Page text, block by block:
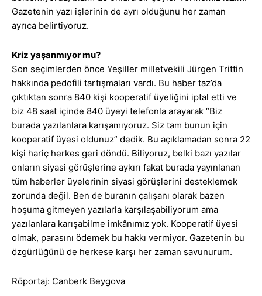
Gazetenin yazı işlerinin de ayrı olduğunu her zaman
ayrıca belirtiyoruz.
Kriz yaşanmıyor mu?
Son seçimlerden önce Yeşiller milletvekili Jürgen Trittin
hakkında pedofili tartışmaları vardı. Bu haber taz’da
çıktıktan sonra 840 kişi kooperatif üyeliğini iptal etti ve
biz 48 saat içinde 840 üyeyi telefonla arayarak “Biz
burada yazılanlara karışamıyoruz. Siz tam bunun için
kooperatif üyesi oldunuz” dedik. Bu açıklamadan sonra 22
kişi hariç herkes geri döndü. Biliyoruz, belki bazı yazılar
onların siyasi görüşlerine aykırı fakat burada yayınlanan
tüm haberler üyelerinin siyasi görüşlerini desteklemek
zorunda değil. Ben de buranın çalışanı olarak bazen
hoşuma gitmeyen yazılarla karşılaşabiliyorum ama
yazılanlara karışabilme imkânımız yok. Kooperatif üyesi
olmak, parasını ödemek bu hakkı vermiyor. Gazetenin bu
özgürlüğünü de herkese karşı her zaman savunurum.
Röportaj: Canberk Beygova